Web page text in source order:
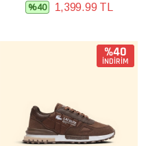
%40 1,399.99 TL
%40
İNDİRİM